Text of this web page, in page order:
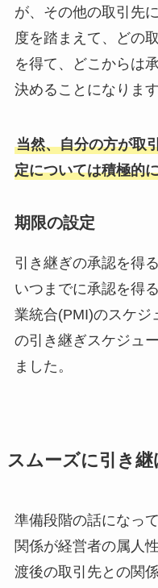
が、その他の取引先
度を踏まえて、どの
を得て、どこからは
決めることになります
当然、自分の方が取
定については積極的
期限の設定
引き継ぎの承認を得
いつまでに承認を得
業統合(PMI)のスケジ
の引き継ぎスケジュ
ました。
スムーズに引き
準備段階の話になっ
関係が経営者の属人
渡後の取引先との関